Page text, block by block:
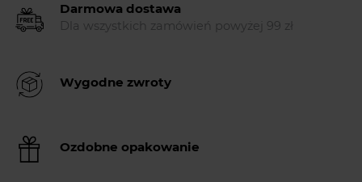
Darmowa dostawa
Dla wszystkich zamówień powyżej 99 zł
Wygodne zwroty
Ozdobne opakowanie